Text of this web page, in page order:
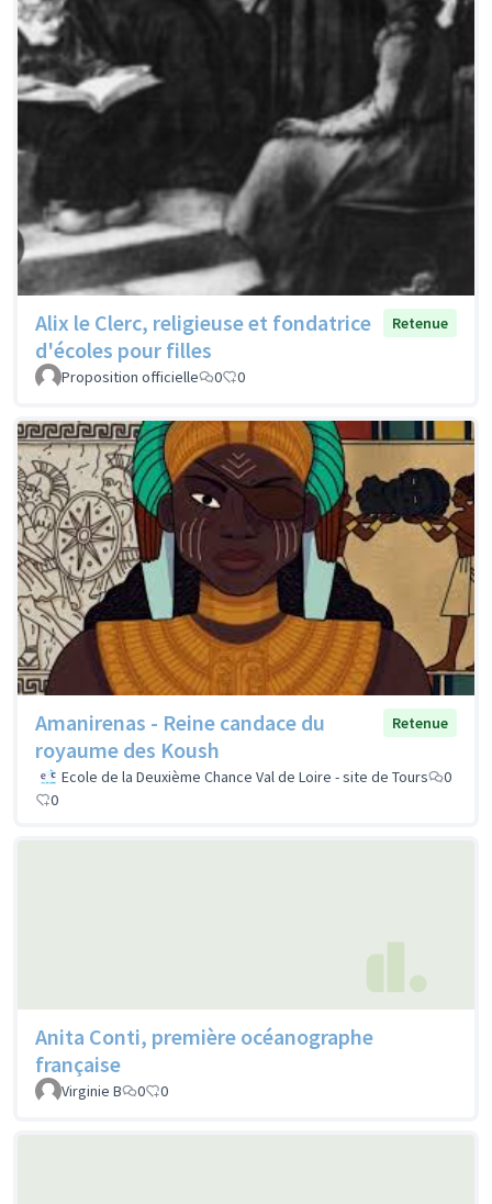
Alix le Clerc, religieuse et fondatrice
d'écoles pour filles
Retenue
Proposition officielle 0 0
Amanirenas - Reine candace du
royaume des Koush
Retenue
Ecole de la Deuxième Chance Val de Loire - site de Tours
0
0
Anita Conti, première océanographe
française
Virginie B 0 0